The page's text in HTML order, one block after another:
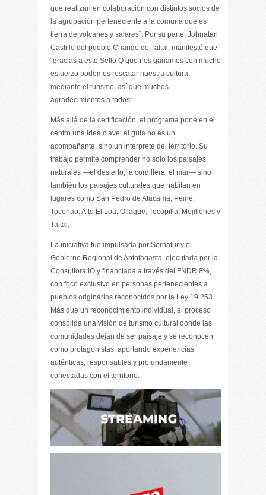
que realizan en colaboración con distintos socios de
la agrupación perteneciente a la comuna que es
tierra de volcanes y salares”. Por su parte, Johnatan
Castillo del pueblo Chango de Taltal, manifestó que
“gracias a este Sello Q que nos ganamos con mucho
esfuerzo podemos rescatar nuestra cultura,
mediante el turismo, así que muchos
agradecimientos a todos”.
Más allá de la certificación, el programa pone en el
centro una idea clave: el guía no es un
acompañante, sino un intérprete del territorio. Su
trabajo permite comprender no solo los paisajes
naturales —el desierto, la cordillera, el mar— sino
también los paisajes culturales que habitan en
lugares como San Pedro de Atacama, Peine,
Toconao, Alto El Loa, Ollagüe, Tocopilla, Mejillones y
Taltal.
La iniciativa fue impulsada por Sernatur y el
Gobierno Regional de Antofagasta, ejecutada por la
Consultora IO y financiada a través del FNDR 8%,
con foco exclusivo en personas pertenecientes a
pueblos originarios reconocidos por la Ley 19.253.
Más que un reconocimiento individual, el proceso
consolida una visión de turismo cultural donde las
comunidades dejan de ser paisaje y se reconocen
como protagonistas, aportando experiencias
auténticas, responsables y profundamente
conectadas con el territorio.